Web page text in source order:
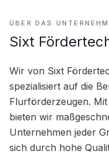
ÜBER DAS
Sixt
Wir von Sixt
spezialisiert auf die
Flurförderzeugen.
bieten wir
Unternehmen jeder
sich durch hohe